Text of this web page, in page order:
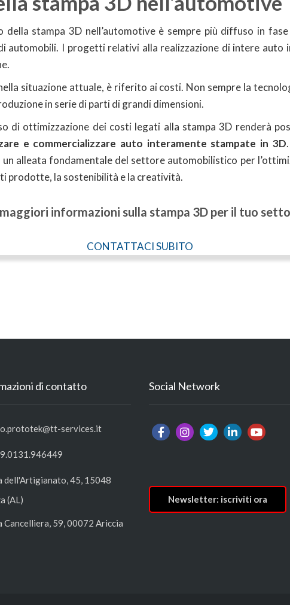
della stampa 3D nell’automotive è sempre più diffuso in
automobili. I progetti relativi alla realizzazione di intere auto
situazione attuale, è riferito ai costi. Non sempre la
in serie di parti di grandi dimensioni.
di ottimizzazione dei costi legati alla stampa 3D renderà
e commercializzare auto interamente stampate in 3D
alleata fondamentale del settore automobilistico per
prodotte, la sostenibilità e la creatività.
informazioni sulla stampa 3D per il tuo
CONTATTACI SUBITO
di contatto
services.it
dell'Artigianato, 45, 15048
(AL)
Cancelliera, 59, 00072 Ariccia
Social Network
Newsletter: iscriviti ora